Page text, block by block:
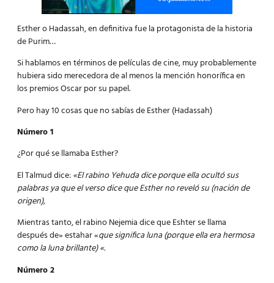
Esther o Hadassah, en definitiva fue la protagonista de la historia
de Purim…
Si hablamos en términos de películas de cine, muy probablemente
hubiera sido merecedora de al menos la mención honorífica en
los premios Oscar por su papel.
Pero hay 10 cosas que no sabías de Esther (Hadassah)
Número 1
¿Por qué se llamaba Esther?
El Talmud dice:«El rabino Yehuda dice porque ella ocultó sus
palabras ya que el verso dice que Esther no reveló su (nación de
origen),
Mientras tanto, el rabino Nejemia dice que Eshter se llama
después de» estahar «que significa luna (porque ella era hermosa
como la luna brillante) «.
Número 2